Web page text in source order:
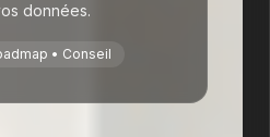
données.
• Conseil